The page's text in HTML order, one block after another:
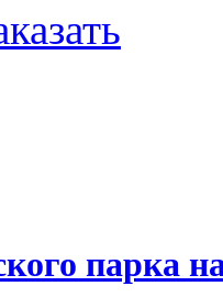
парка